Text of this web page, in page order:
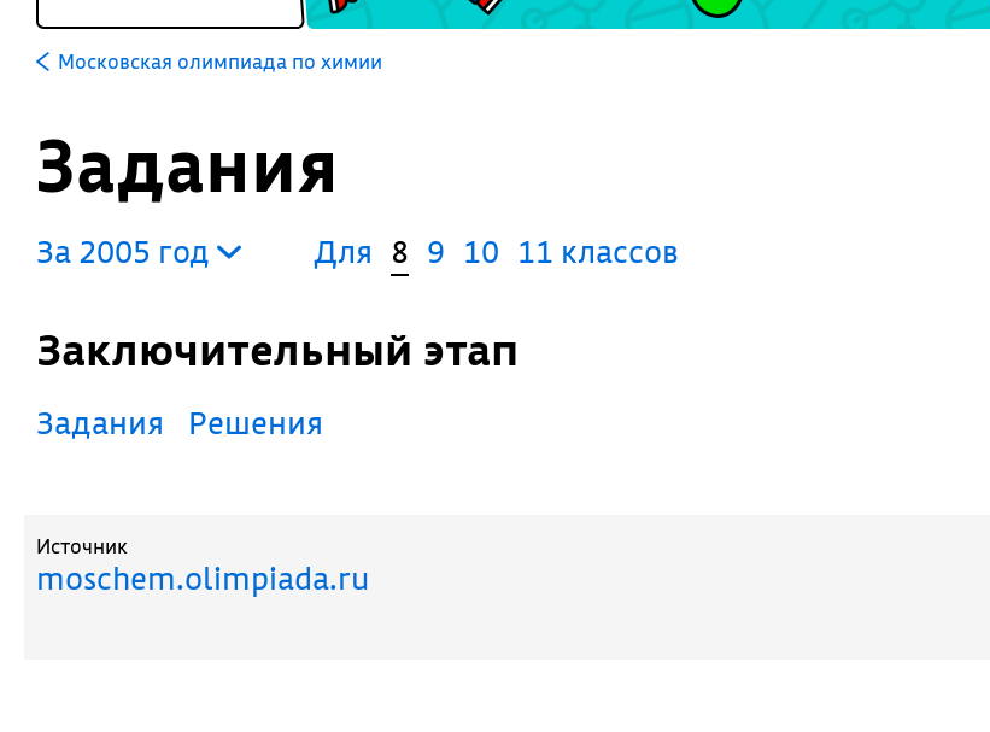
Московская олимпиада по химии
Задания
За 2005 год Для 8 9 10 11 классов
Заключительный этап
Задания Решения
Источник
moschem.olimpiada.ru